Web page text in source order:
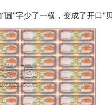
”字少了一横，变成了开口“